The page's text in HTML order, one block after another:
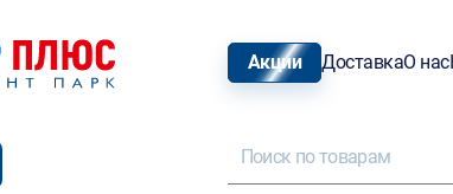
Акции ДоставкаО нас